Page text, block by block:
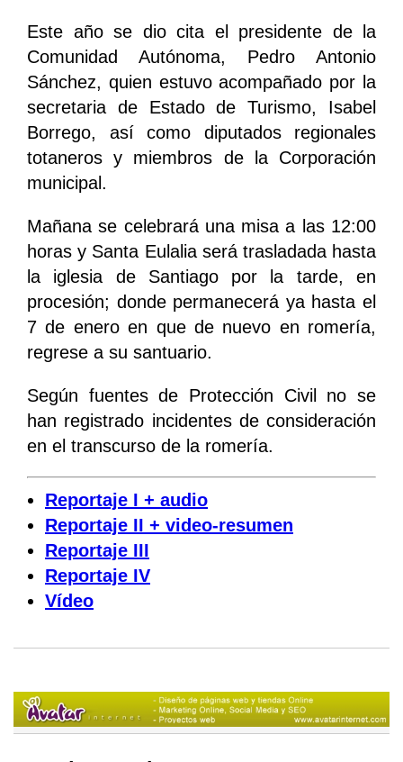
Este año se dio cita el presidente de la
Comunidad Autónoma, Pedro Antonio
Sánchez, quien estuvo acompañado por la
secretaria de Estado de Turismo, Isabel
Borrego, así como diputados regionales
totaneros y miembros de la Corporación
municipal.
Mañana se celebrará una misa a las 12:00
horas y Santa Eulalia será trasladada hasta
la iglesia de Santiago por la tarde, en
procesión; donde permanecerá ya hasta el
7 de enero en que de nuevo en romería,
regrese a su santuario.
Según fuentes de Protección Civil no se
han registrado incidentes de consideración
en el transcurso de la romería.
Reportaje I + audio
Reportaje II + video-resumen
Reportaje III
Reportaje IV
Vídeo